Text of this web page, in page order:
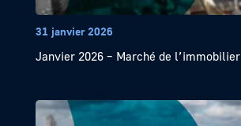
31 janvier 2026
Janvier 2026 – Marché de l’immobilier